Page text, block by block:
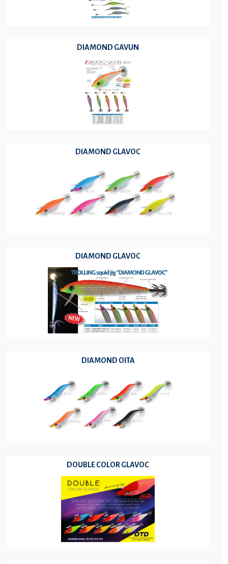
DIAMOND GAVUN
DIAMOND GLAVOC
DIAMOND GLAVOC
DIAMOND OITA
DOUBLE COLOR GLAVOC